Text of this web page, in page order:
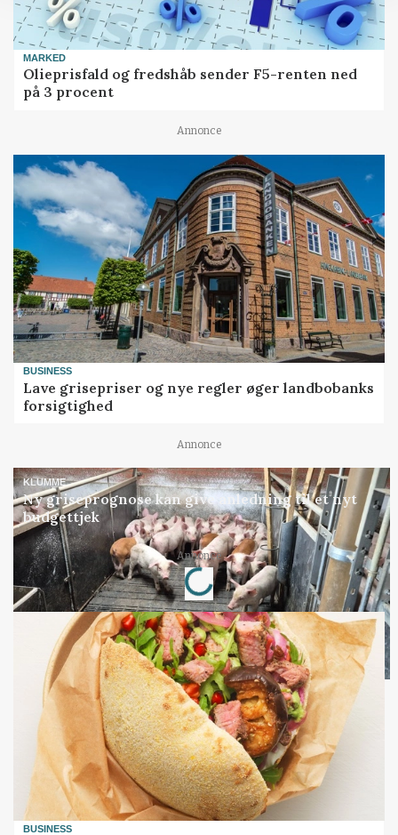
MARKED
Olieprisfald og fredshåb sender F5-renten ned
på 3 procent
Annonce
BUSINESS
Lave grisepriser og nye regler øger landbobanks
forsigtighed
Annonce
KLUMME
Ny griseprognose kan give anledning til et nyt
budgettjek
Annonce
Loading...
BUSINESS